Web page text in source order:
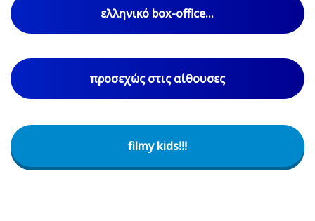
ελληνικό box-office...
προσεχώς στις αίθουσες
filmy kids!!!